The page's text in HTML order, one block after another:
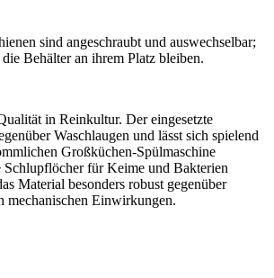
sind angeschraubt und auswechselbar;
die Behälter an ihrem Platz bleiben.
in Reinkultur. Der eingesetzte
Waschlaugen und lässt sich spielend
Großküchen-Spülmaschine
für Keime und Bakterien
Material besonders robust gegenüber
mechanischen Einwirkungen.